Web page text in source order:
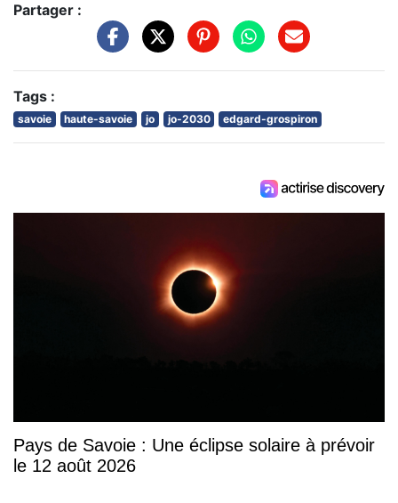
Partager :
Tags :
savoie haute-savoie jo jo-2030 edgard-grospiron
Pays de Savoie : Une éclipse solaire à prévoir
le 12 août 2026